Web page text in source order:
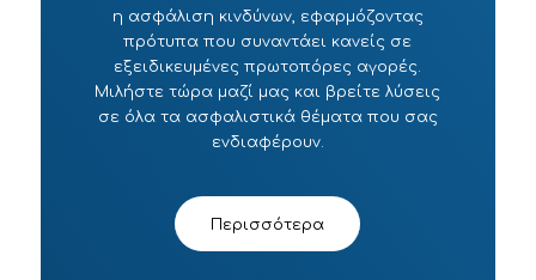
η ασφάλιση κινδύνων, εφαρμόζοντας
πρότυπα που συναντάει κανείς σε
εξειδικευμένες πρωτοπόρες αγορές.
Μιλήστε τώρα μαζί μας και βρείτε λύσεις
σε όλα τα ασφαλιστικά θέματα που σας
ενδιαφέρουν.
Περισσότερα